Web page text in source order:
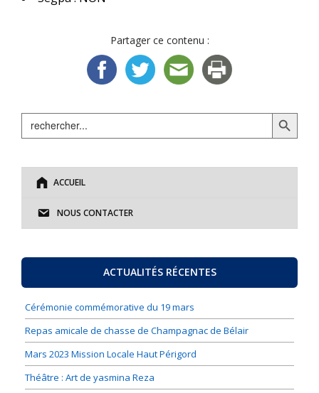
Search Search Button
ACCUEIL
NOUS CONTACTER
ACTUALITÉS RÉCENTES
Cérémonie commémorative du 19 mars
Repas amicale de chasse de Champagnac de Bélair
Mars 2023 Mission Locale Haut Périgord
Théâtre : Art de yasmina Reza
Partager ce contenu :